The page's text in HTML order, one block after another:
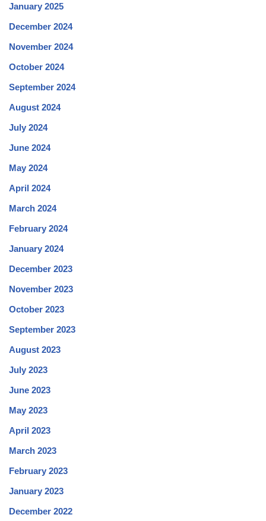
January 2025
December 2024
November 2024
October 2024
September 2024
August 2024
July 2024
June 2024
May 2024
April 2024
March 2024
February 2024
January 2024
December 2023
November 2023
October 2023
September 2023
August 2023
July 2023
June 2023
May 2023
April 2023
March 2023
February 2023
January 2023
December 2022